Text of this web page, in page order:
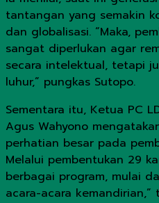
tantangan yang semakin
dan globalisasi. “Maka,
sangat diperlukan agar
secara intelektual, tetapi
luhur,” pungkas Sutopo.
Sementara itu, Ketua PC
Agus Wahyono
perhatian besar pada
Melalui pembentukan 29
berbagai program, mulai
acara-acara kemandirian,”